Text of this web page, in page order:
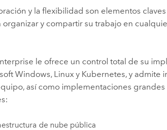
y la flexibilidad son elementos
organizar y compartir su trabajo en
le ofrece un control total de su
Windows, Linux y Kubernetes, y admite
así como implementaciones
de nube pública